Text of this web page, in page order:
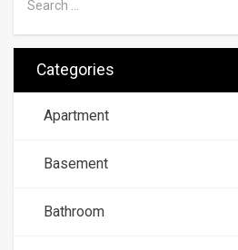
Categories
Apartment
Basement
Bathroom